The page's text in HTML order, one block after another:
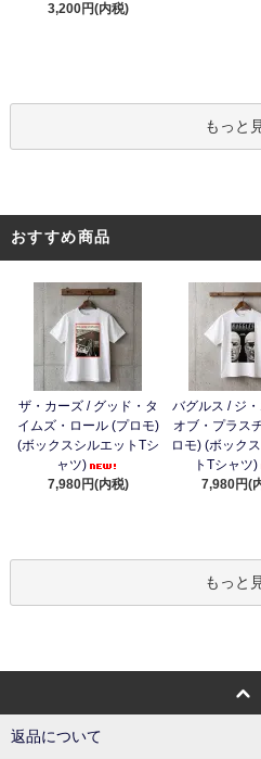
3,200円(内税)
もっと
おすすめ商品
ザ・カーズ / グッド・タ
イムズ・ロール (プロモ)
(ボックスシルエットTシ
ャツ)
7,980円(内税)
バグルス / ジ・
オブ・プラス
ロモ) (ボック
トTシャツ)
7,980円(
もっと
返品について